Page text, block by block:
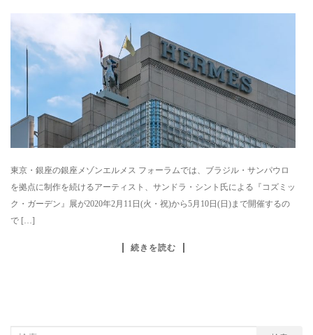
東京・銀座の銀座メゾンエルメス フォーラムでは、ブラジル・サンパウロ
を拠点に制作を続けるアーティスト、サンドラ・シント氏による『コズミッ
ク・ガーデン』展が2020年2月11日(火・祝)から5月10日(日)まで開催するの
で […]
続きを読む